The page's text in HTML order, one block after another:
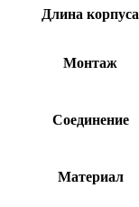
Длина корпуса
Монтаж
Соединение
Материал